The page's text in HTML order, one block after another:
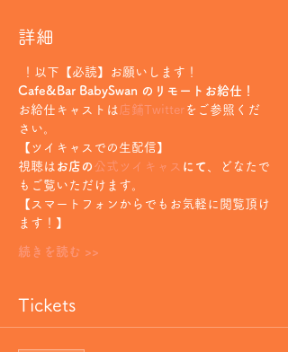
詳細
！以下【必読】お願いします！
Cafe&Bar BabySwan のリモートお給仕！
お給仕キャストは 店鋪Twitter をご参照くだ
さい。
【ツイキャスでの生配信】
視聴は お店の 公式ツイキャス にて 、どなたで
もご覧いただけます。
【スマートフォンからでもお気軽に閲覧頂け
ます！】
続きを読む >>
Tickets